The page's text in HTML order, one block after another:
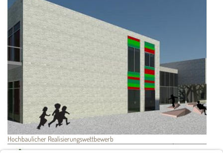
Hochbaulicher Realisierungswettbewerb